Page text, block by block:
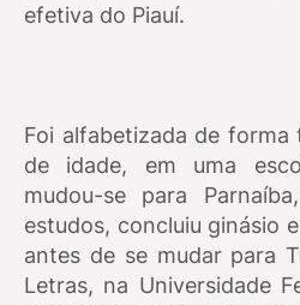
efetiva do Piauí.
Foi alfabetizada de forma
de idade, em uma
mudou-se para
estudos, concluiu ginásio
antes de se mudar para
Letras, na Universidade